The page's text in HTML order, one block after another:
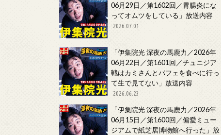
06月29日／第1602回／胃腸炎にな
ってオムツをしている」放送内容
2026.07.01
「伊集院光 深夜の馬鹿力／2026年
06月22日／第1601回／チュニジア
戦はカミさんとパフェを食べに行っ
て生で見てない」放送内容
2026.06.23
「伊集院光 深夜の馬鹿力／2026年
06月15日／第1600回／偏愛ミュー
ジアムで紙芝居博物館へ行った」放